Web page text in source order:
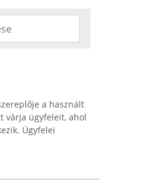
a használt
várja ügyfeleit, ahol
Ügyfelei